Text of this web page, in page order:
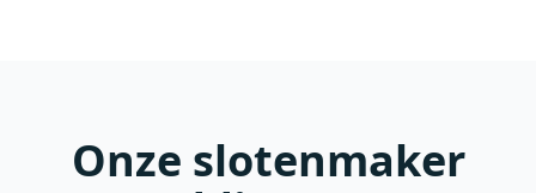
Onze slotenmaker